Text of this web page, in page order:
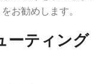
お勧めします。
ーティング